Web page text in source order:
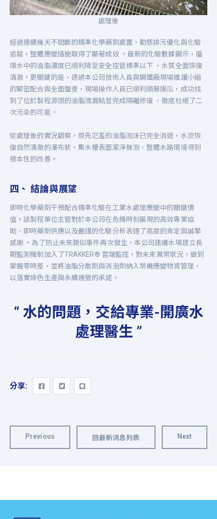
處理後
經過連續幾天不間斷的精準化學藥劑處置、動態排污優化與化驗
追蹤，整體應變措施取得了顯著成效 。最新的化驗數據顯示，循
環水中的油脂濃度已順利降至安全控管標準以下 ，水質全面恢復
清澈。更關鍵的是，透過本公司技術人員與鋼鐵廠現場維護小組
的緊密配合與全面盤查，現場操作人員已順利順藤摸瓜，成功找
到了位於製程源頭的油脂洩漏點並完成隔離修復 ，徹底杜絕了二
次污染的可能。
從處理後的實況觀察，原先氾濫的油脂泡沫已完全消退，水流恢
復自然清澈的瀑布狀，集水槽表面潔淨無泡，整體水路環境得到
根本性的改善。
四、 結論與展望
即時化學藥劑干預配合精準化驗在工業水處理應變中的關鍵價
值。該製程單位主管對於本公司在危機時刻展現的高效專業協
助、即時藥劑供應以及嚴謹的化驗分析表達了高度的肯定與誠摯
感謝 。為了防止未來類似事件再次發生，本公司建議水場建立長
期監測機制加入了TRAKKER® 雲端監控，對未來異常狀況，做到
掌握零時差，並將油脂分散劑與消泡劑納入常備應變物資管理，
以落實綠色生產與永續運營的承諾。
“ 水的問題，交給專業-開廣水
處理醫生 ”
分享:
Previous 回最新消息列表 Next